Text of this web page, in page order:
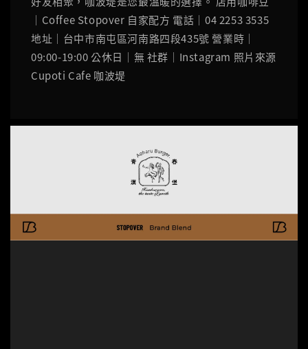
｜Coffee Stopover 自家配方 電話｜04 2253 3535
地址｜台中市南屯區河南路四段435號 營業時｜
09:00-19:00 公休日｜無 社群｜Instagram 照片來源
Cupoti Cafe 咖波堤